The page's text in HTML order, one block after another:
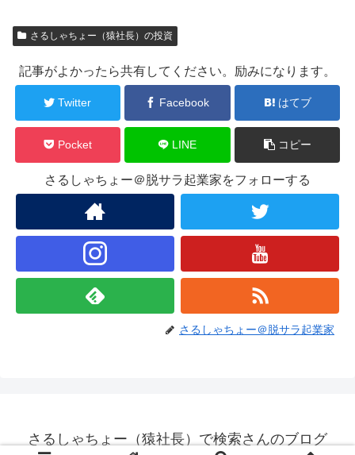
さるしゃちょー（猿社長）の投資
記事がよかったら共有してください。励みになります。
Twitter Facebook はてブ
Pocket LINE コピー
さるしゃちょー＠脱サラ起業家をフォローする
さるしゃちょー＠脱サラ起業家
さるしゃちょー（猿社長）で検索さんのブログ